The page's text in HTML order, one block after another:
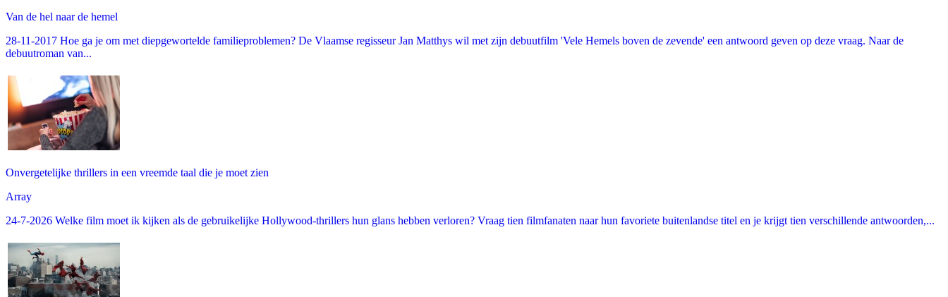
Van de hel naar de hemel
28-11-2017 Hoe ga je om met diepgewortelde familieproblemen? De Vlaamse regisseur Jan Matthys wil met zijn debuutfilm 'Vele Hemels boven de zevende' een antwoord geven op deze vraag. Naar de
debuutroman van...
Onvergetelijke thrillers in een vreemde taal die je moet zien
Array
24-7-2026 Welke film moet ik kijken als de gebruikelijke Hollywood-thrillers hun glans hebben verloren? Vraag tien filmfanaten naar hun favoriete buitenlandse titel en je krijgt tien verschillende antwoorden,...